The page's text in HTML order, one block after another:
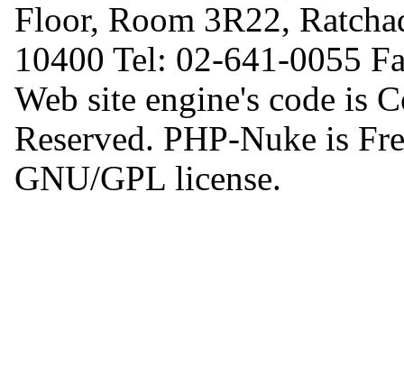
Floor, Room 3R22,
10400 Tel: 02-641-0055
Web site engine's code is
Reserved. PHP-Nuke is
GNU/GPL license.